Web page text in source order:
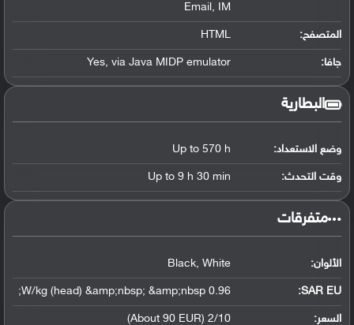
Email, IM
المتصفح: HTML
جافا: Yes, via Java MIDP emulator
البطارية
وضع الاستعداد: Up to 570 h
وقت التحدث: Up to 9 h 30 min
‏متفرقات‏
الألوان: Black, White
SAR EU:
0.96 W/kg (head) &amp;nbsp; &amp;nbsp;
السعر: 2/10 (About 90 EUR)